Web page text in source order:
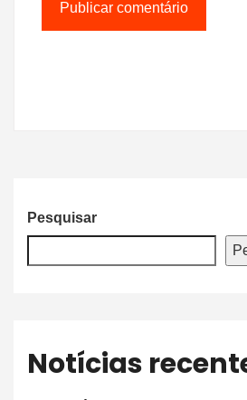
Pesquisar
Notícias